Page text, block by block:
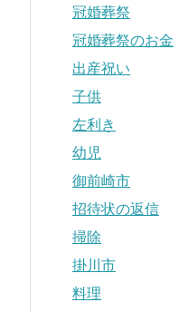
冠婚葬祭
冠婚葬祭のお金
出産祝い
子供
左利き
幼児
御前崎市
招待状の返信
掃除
掛川市
料理